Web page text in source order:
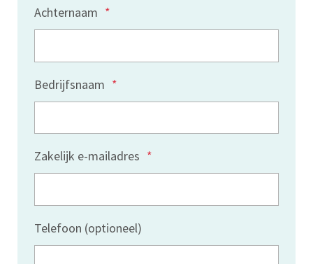
Achternaam *
Bedrijfsnaam *
Zakelijk e-mailadres *
Telefoon (optioneel)